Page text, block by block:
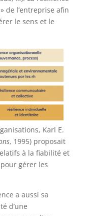
de l’entreprise afin
le sens et le
Karl E.
, 1995) proposait
à la fiabilité et
gérer les
a aussi sa
d’une